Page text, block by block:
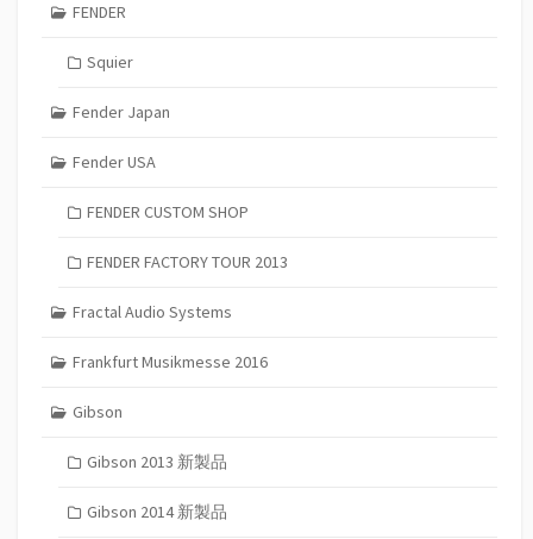
FENDER
Squier
Fender Japan
Fender USA
FENDER CUSTOM SHOP
FENDER FACTORY TOUR 2013
Fractal Audio Systems
Frankfurt Musikmesse 2016
Gibson
Gibson 2013 新製品
Gibson 2014 新製品